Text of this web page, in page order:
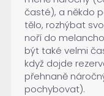
časté), a někdo
tělo, rozhýbat
noří do
být také velmi
když dojde
přehnaně
pochybovat).